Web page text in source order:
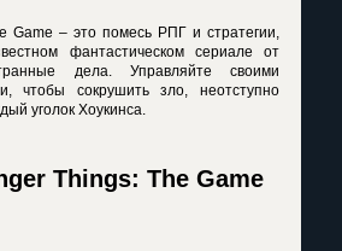
Game – это помесь РПГ и стратегии,
фантастическом сериале от
дела. Управляйте своими
чтобы сокрушить зло, неотступно
уголок Хоукинса.
Things: The Game